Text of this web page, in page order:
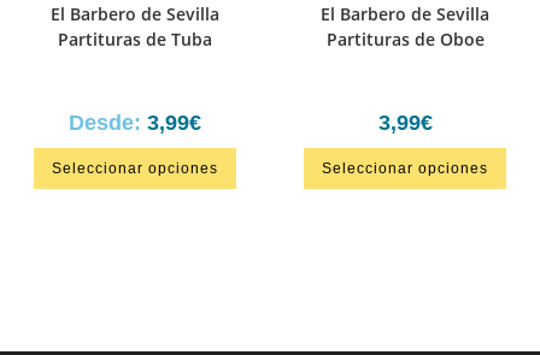
El Barbero de Sevilla
Partituras de Tuba
Desde: 3,99€
Seleccionar opciones
El Barbero de Sevilla
Partituras de Oboe
3,99€
Seleccionar opciones